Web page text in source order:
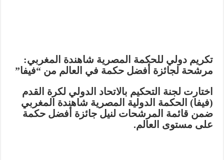
تكريم دولي للحكمة المصرية شاهندة المغربي:
مرشحة لجائزة أفضل حكمة في العالم من “فيفا”
اختارت لجنة التحكيم بالاتحاد الدولي لكرة القدم
(فيفا) الحكمة الدولية المصرية شاهندة المغربي
ضمن قائمة المرشحات لنيل جائزة أفضل حكمة
على مستوى العالم.